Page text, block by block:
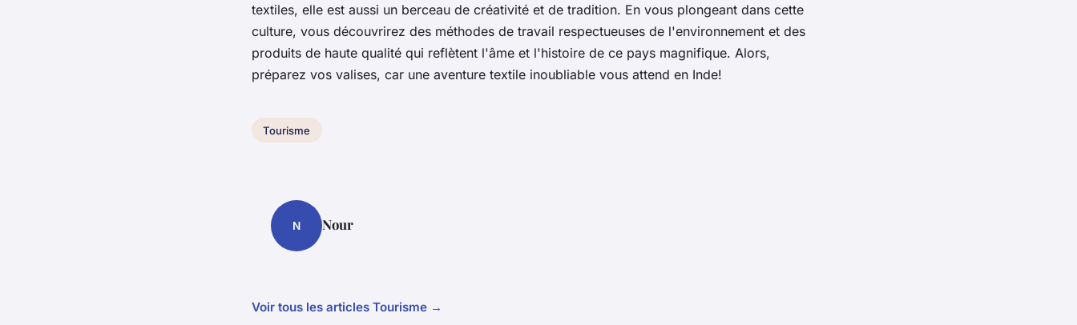
textiles, elle est aussi un berceau de créativité et de tradition. En vous plongeant dans cette
culture, vous découvrirez des méthodes de travail respectueuses de l'environnement et des
produits de haute qualité qui reflètent l'âme et l'histoire de ce pays magnifique. Alors,
préparez vos valises, car une aventure textile inoubliable vous attend en Inde!
Tourisme
N Nour
Voir tous les articles Tourisme →